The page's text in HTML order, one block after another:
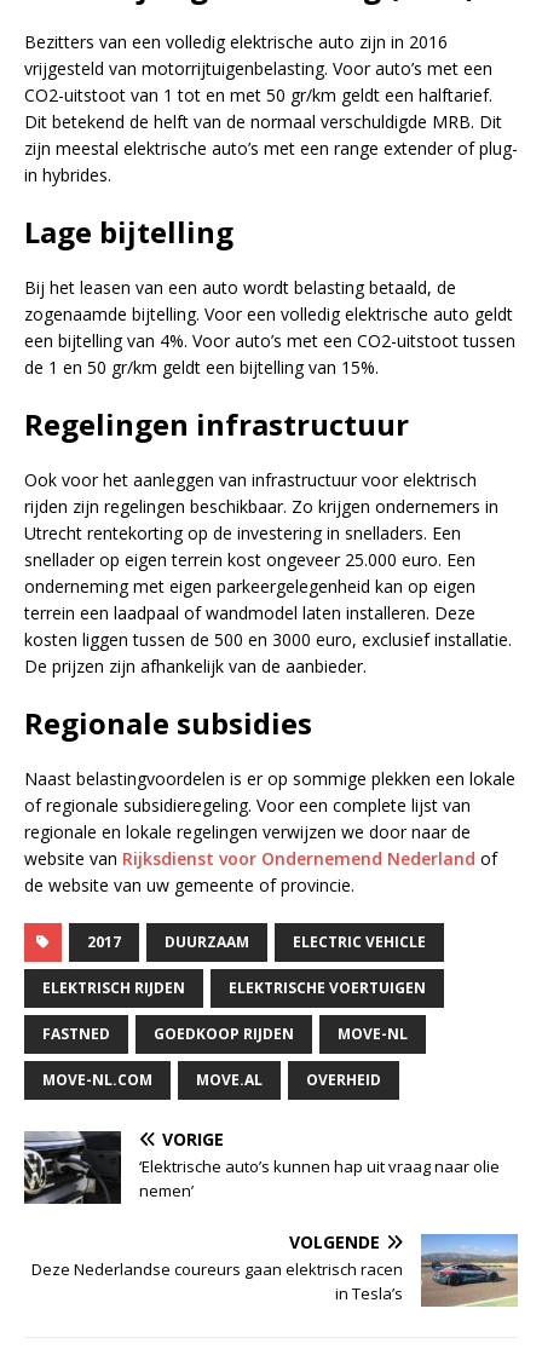
Bezitters van een volledig elektrische auto zijn in 2016
vrijgesteld van motorrijtuigenbelasting. Voor auto’s met een
CO2-uitstoot van 1 tot en met 50 gr/km geldt een halftarief.
Dit betekend de helft van de normaal verschuldigde MRB. Dit
zijn meestal elektrische auto’s met een range extender of plug-
in hybrides.
Lage bijtelling
Bij het leasen van een auto wordt belasting betaald, de
zogenaamde bijtelling. Voor een volledig elektrische auto geldt
een bijtelling van 4%. Voor auto’s met een CO2-uitstoot tussen
de 1 en 50 gr/km geldt een bijtelling van 15%.
Regelingen infrastructuur
Ook voor het aanleggen van infrastructuur voor elektrisch
rijden zijn regelingen beschikbaar. Zo krijgen ondernemers in
Utrecht rentekorting op de investering in snelladers. Een
snellader op eigen terrein kost ongeveer 25.000 euro. Een
onderneming met eigen parkeergelegenheid kan op eigen
terrein een laadpaal of wandmodel laten installeren. Deze
kosten liggen tussen de 500 en 3000 euro, exclusief installatie.
De prijzen zijn afhankelijk van de aanbieder.
Regionale subsidies
Naast belastingvoordelen is er op sommige plekken een lokale
of regionale subsidieregeling. Voor een complete lijst van
regionale en lokale regelingen verwijzen we door naar de
website van Rijksdienst voor Ondernemend Nederland of
de website van uw gemeente of provincie.
2017 DUURZAAM ELECTRIC VEHICLE
ELEKTRISCH RIJDEN ELEKTRISCHE VOERTUIGEN
FASTNED GOEDKOOP RIJDEN MOVE-NL
MOVE-NL.COM MOVE.AL OVERHEID
VORIGE
‘Elektrische auto’s kunnen hap uit vraag naar olie
nemen’
VOLGENDE
Deze Nederlandse coureurs gaan elektrisch racen
in Tesla’s